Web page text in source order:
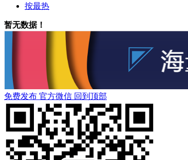
按最热
暂无数据！
免费发布 官方微信 回到顶部